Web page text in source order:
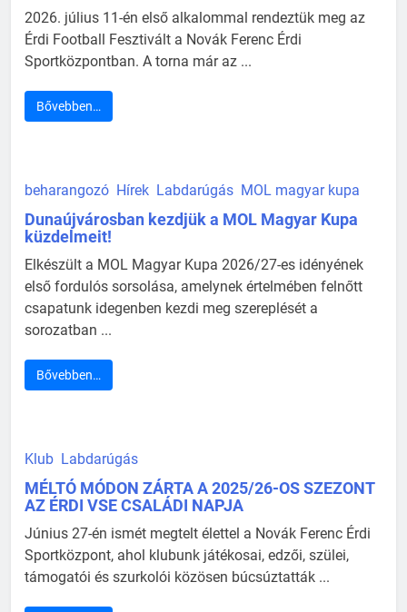
2026. július 11-én első alkalommal rendeztük meg az
Érdi Football Fesztivált a Novák Ferenc Érdi
Sportközpontban. A torna már az ...
Bővebben…
beharangozó Hírek Labdarúgás MOL magyar kupa
Dunaújvárosban kezdjük a MOL Magyar Kupa
küzdelmeit!
Elkészült a MOL Magyar Kupa 2026/27-es idényének
első fordulós sorsolása, amelynek értelmében felnőtt
csapatunk idegenben kezdi meg szereplését a
sorozatban ...
Bővebben…
Klub Labdarúgás
MÉLTÓ MÓDON ZÁRTA A 2025/26-OS SZEZONT
AZ ÉRDI VSE CSALÁDI NAPJA
Június 27-én ismét megtelt élettel a Novák Ferenc Érdi
Sportközpont, ahol klubunk játékosai, edzői, szülei,
támogatói és szurkolói közösen búcsúztatták ...